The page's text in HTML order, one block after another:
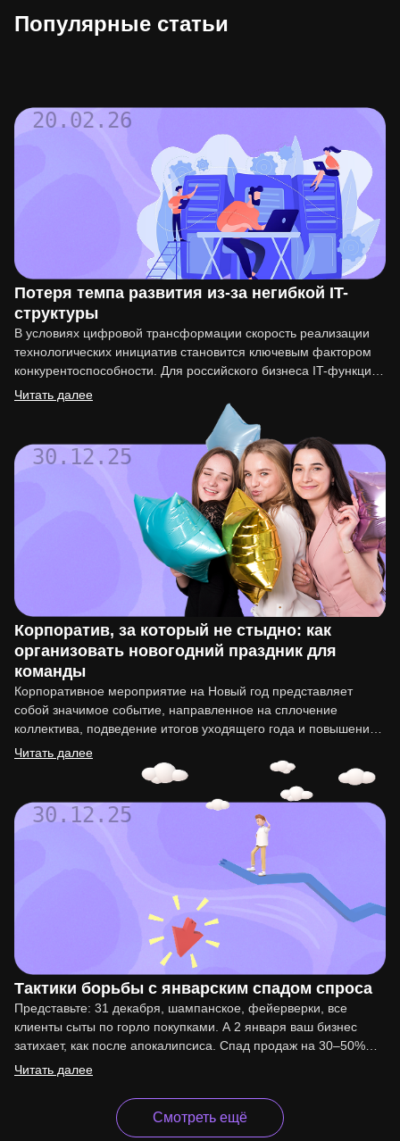
Популярные статьи
20.02.26
Потеря темпа развития из-за негибкой IT-
структуры
В условиях цифровой трансформации скорость реализации
технологических инициатив становится ключевым фактором
конкурентоспособности. Для российского бизнеса IT-функция
перестала быть вспомогательной. Она напрямую влияет на
Читать далее
30.12.25
Корпоратив, за который не стыдно: как
организовать новогодний праздник для
команды
Корпоративное мероприятие на Новый год представляет
собой значимое событие, направленное на сплочение
коллектива, подведение итогов уходящего года и повышение
мотивации сотрудников. Организация такого праздника…
Читать далее
30.12.25
Тактики борьбы с январским спадом спроса
Представьте: 31 декабря, шампанское, фейерверки, все
клиенты сыты по горло покупками. А 2 января ваш бизнес
затихает, как после апокалипсиса. Спад продаж на 30–50%…
Читать далее
Смотреть ещё